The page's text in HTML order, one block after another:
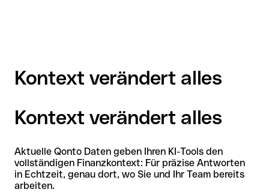
Kontext verändert alles
Kontext verändert alles
Aktuelle Qonto Daten geben Ihren KI-Tools den
vollständigen Finanzkontext: Für präzise Antworten
in Echtzeit, genau dort, wo Sie und Ihr Team bereits
arbeiten.